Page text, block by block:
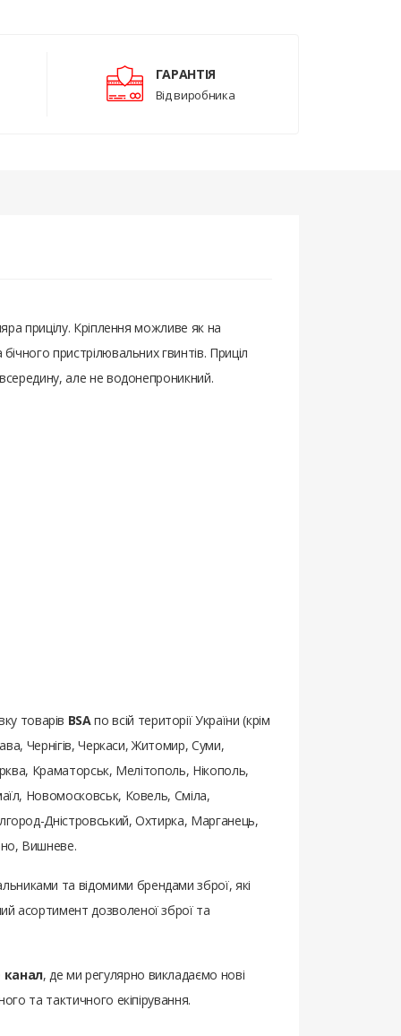
ГАРАНТІЯ
Від виробника
прицілу. Кріплення можливе як на
пристрілювальних гвинтів. Приціл
але не водонепроникний.
товарів BSAпо всій території України (крім
Чернігів, Черкаси, Житомир, Суми,
Краматорськ, Мелітополь, Нікополь,
Новомосковськ, Ковель, Сміла,
Дністровський, Охтирка, Марганець,
Вишневе.
та відомими брендами зброї, які
асортимент дозволеної зброї та
канал, де ми регулярно викладаємо нові
та тактичного екіпірування.